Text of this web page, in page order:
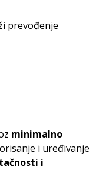
prevođenje
minimalno
i uređivanje
i